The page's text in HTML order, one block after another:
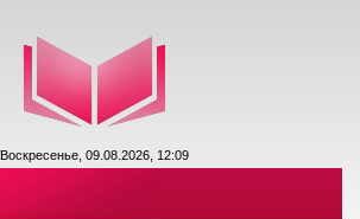
Воскресенье, 09.08.2026, 12:09